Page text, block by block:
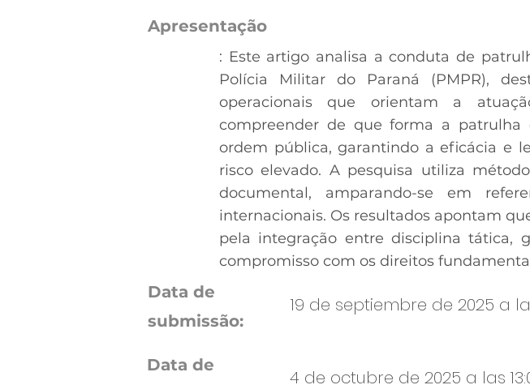
Apresentação
: Este artigo analisa a conduta de
Polícia Militar do Paraná (PMPR),
operacionais que orientam a
compreender de que forma a patrulha
ordem pública, garantindo a eficácia e
risco elevado. A pesquisa utiliza
documental, amparando-se em
internacionais. Os resultados apontam
pela integração entre disciplina tática,
compromisso com os direitos
Data de
submissão:
19 de septiembre de 2025 a
Data de
4 de octubre de 2025 a las